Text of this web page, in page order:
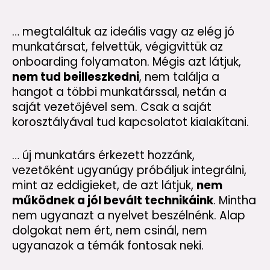
… megtaláltuk az ideális vagy az elég jó
munkatársat, felvettük, végigvittük az
onboarding folyamaton. Mégis azt látjuk,
nem tud beilleszkedni, nem találja a
hangot a többi munkatárssal, netán a
saját vezetőjével sem. Csak a saját
korosztályával tud kapcsolatot kialakítani.
… új munkatárs érkezett hozzánk,
vezetőként ugyanúgy próbáljuk integrálni,
mint az eddigieket, de azt látjuk, nem
működnek a jól bevált technikáink. Mintha
nem ugyanazt a nyelvet beszélnénk. Alap
dolgokat nem ért, nem csinál, nem
ugyanazok a témák fontosak neki.